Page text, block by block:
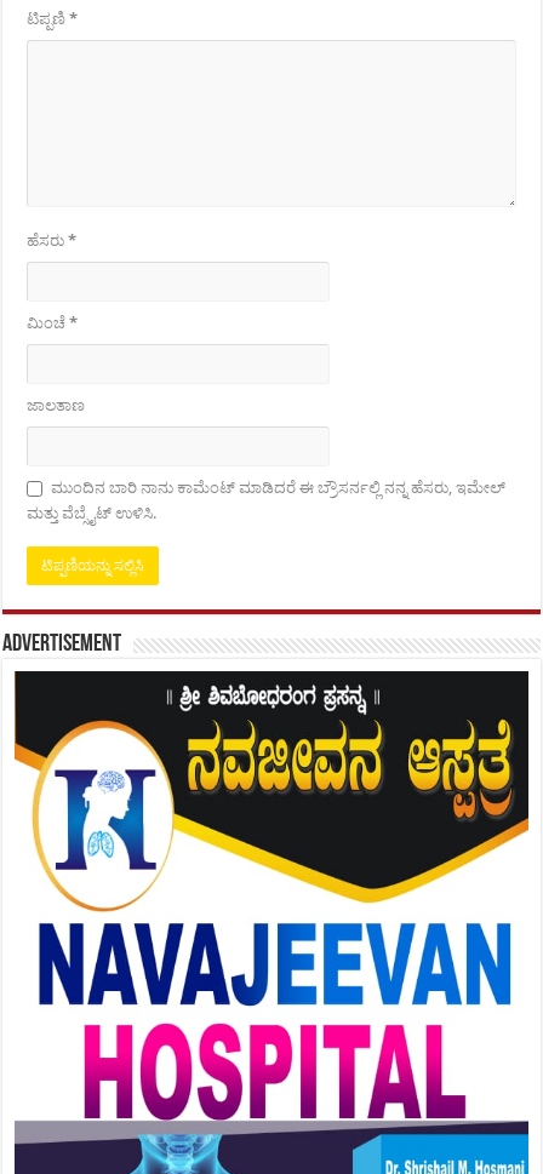
ಟಿಪ್ಪಣಿ*
ಹೆಸರು*
ಮಿಂಚೆ*
ಜಾಲತಾಣ
ಮುಂದಿನ ಬಾರಿ ನಾನು ಕಾಮೆಂಟ್ ಮಾಡಿದರೆ ಈ ಬ್ರೌಸರ್ನಲ್ಲಿ ನನ್ನ ಹೆಸರು, ಇಮೇಲ್
ಮತ್ತು ವೆಬ್ಸೈಟ್ ಉಳಿಸಿ.
Advertisement